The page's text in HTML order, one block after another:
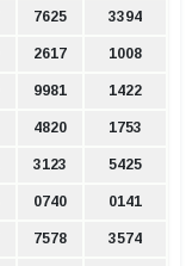
7625 3394
2617 1008
9981 1422
4820 1753
3123 5425
0740 0141
7578 3574